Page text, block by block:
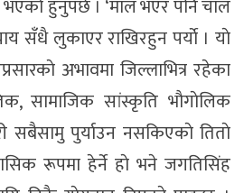
हुनुपर्छ । ‘माल भएर पनि चाल
सँधै लुकाएर राखिरहुन पर्याे । याे
अभावमा जिल्लाभित्र रहेका
सामाजिक सांस्कृति भाैगाेलिक
सबैसामु पुर्याउन नसकिएकाे तिताे
रूपमा हेर्ने हाे भने जगतिसिंह